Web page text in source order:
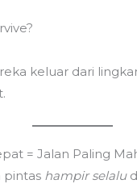
keluar dari
= Jalan Paling
pintas hampir selalu